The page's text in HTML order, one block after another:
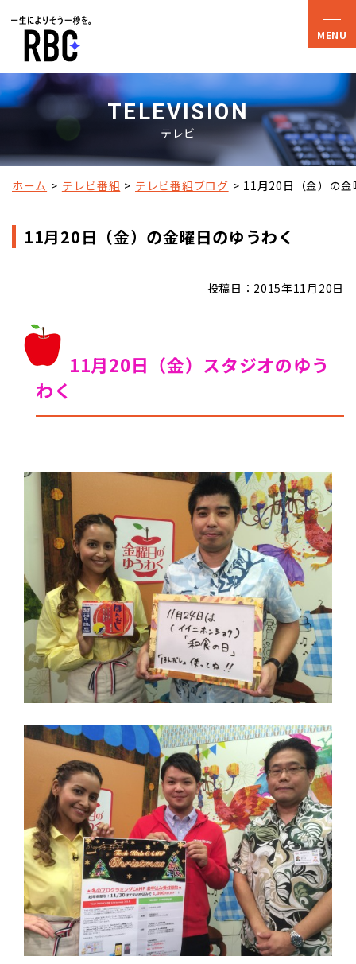
TELEVISION
テレビ
ホーム テレビ番組 テレビ番組ブログ 11月20日（金）の
11月20日（金）の金曜日のゆうわく
投稿日：2015年11月20日
11月20日（金）スタジオのゆう
わく